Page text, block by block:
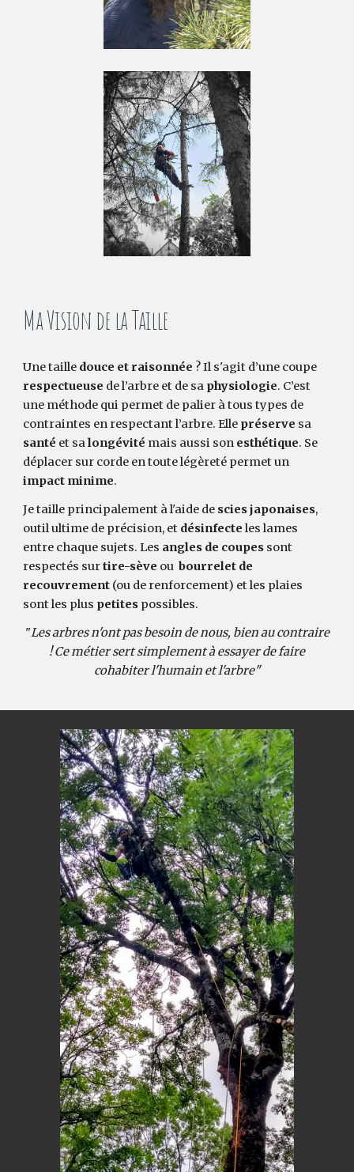
Ma Vision de la Taille
Une taille douce et raisonnée ? Il s'agit d’une coupe
respectueuse de l’arbre et de sa physiologie. C’est
une méthode qui permet de palier à tous types de
contraintes en respectant l’arbre. Elle préserve sa
santé et salongévité mais aussi son esthétique. Se
déplacer sur corde en toute légèreté permet un
impact minime.
Je taille principalement à l'aide de scies japonaises,
outil ultime de précision, et désinfecteles lames
entre chaque sujets. Les angles de coupes sont
respectés surtire-sève oubourrelet de
recouvrement (ou de renforcement) et les plaies
sont les plus petites possibles.
"Les arbres n'ont pas besoin de nous, bien au contraire
! Ce métier sert simplement à essayer de faire
cohabiter l'humain et l'arbre"